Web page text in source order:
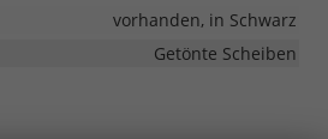
vorhanden, in Schwarz
Getönte Scheiben